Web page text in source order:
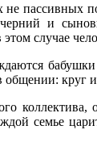
пассивных
и
случае
круг
семье